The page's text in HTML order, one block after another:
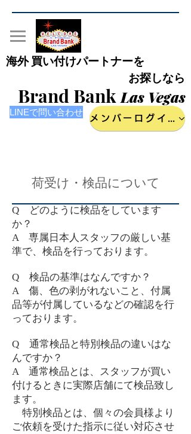
Brand BankLas Vegas
海外 買い付けパートナーを
お探しなら
メンバーログイン
LINEで問い合わせ
​荷受け・検品について
Q どのように検品をしています
か？
A 専属日本人スタッフの厳しい基
準で、検品を行っております。
Q 検品の基準はなんですか？
A 傷、色の剥がれないこと、付属
品等が付属しているなどの確認を行
っております。
Q 通常検品と特別検品の違いはな
んですか？
A 通常検品とは、スタッフが買い
付けるときに実際店舗にて検品致し
ます。
特別検品とは、個々の会員様より
ご依頼を受けた指示に従い対応させ